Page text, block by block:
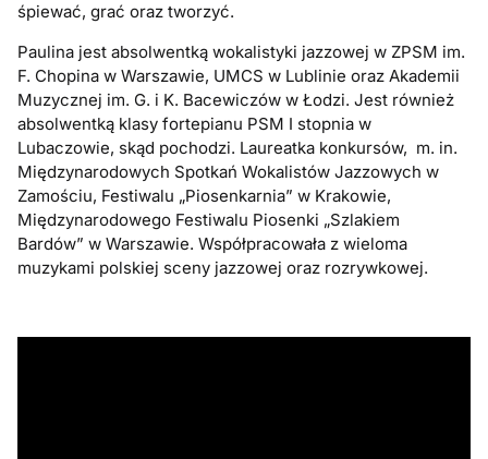
śpiewać, grać oraz tworzyć.
Paulina jest absolwentką wokalistyki jazzowej w ZPSM im.
F. Chopina w Warszawie, UMCS w Lublinie oraz Akademii
Muzycznej im. G. i K. Bacewiczów w Łodzi. Jest również
absolwentką klasy fortepianu PSM I stopnia w
Lubaczowie, skąd pochodzi. Laureatka konkursów, m. in.
Międzynarodowych Spotkań Wokalistów Jazzowych w
Zamościu, Festiwalu „Piosenkarnia” w Krakowie,
Międzynarodowego Festiwalu Piosenki „Szlakiem
Bardów” w Warszawie. Współpracowała z wieloma
muzykami polskiej sceny jazzowej oraz rozrywkowej.